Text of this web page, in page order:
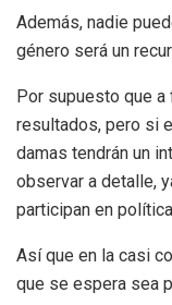
Además, nadie
género será un
Por supuesto que a
resultados, pero si
damas tendrán un
observar a detalle,
participan en
Así que en la casi
que se espera sea